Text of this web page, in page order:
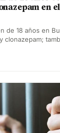
en
de 18 años en
clonazepam;